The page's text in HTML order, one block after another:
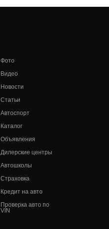
Фото
Видео
Новости
Статьи
Автоспорт
Каталог
Объявления
Дилерские центры
Автошколы
Страховка
Кредит на авто
Проверка авто по
VIN